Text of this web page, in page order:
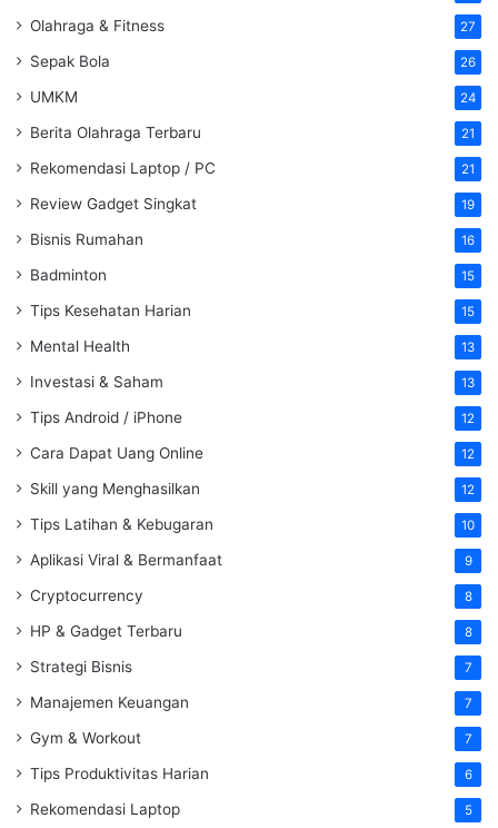
Olahraga & Fitness 27
Sepak Bola 26
UMKM 24
Berita Olahraga Terbaru 21
Rekomendasi Laptop / PC 21
Review Gadget Singkat 19
Bisnis Rumahan 16
Badminton 15
Tips Kesehatan Harian 15
Mental Health 13
Investasi & Saham 13
Tips Android / iPhone 12
Cara Dapat Uang Online 12
Skill yang Menghasilkan 12
Tips Latihan & Kebugaran 10
Aplikasi Viral & Bermanfaat 9
Cryptocurrency 8
HP & Gadget Terbaru 8
Strategi Bisnis 7
Manajemen Keuangan 7
Gym & Workout 7
Tips Produktivitas Harian 6
Rekomendasi Laptop 5